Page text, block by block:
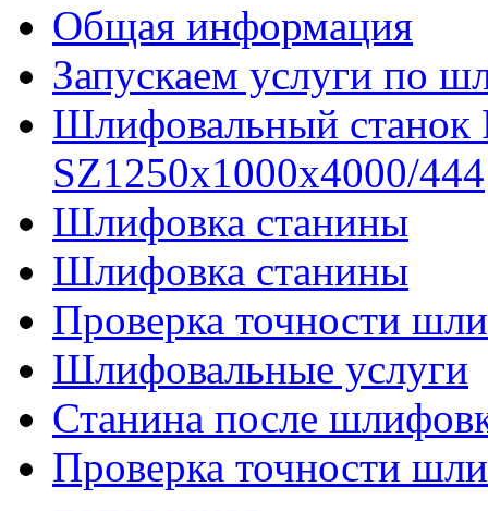
Общая информация
Запускаем услуги по
Шлифовальный
SZ1250x1000x4000/444
Шлифовка станины
Шлифовка станины
Проверка точности
Шлифовальные услуги
Станина после
Проверка точности